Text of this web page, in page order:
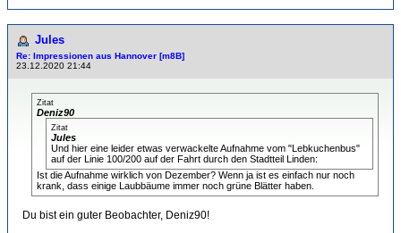
Jules
Re: Impressionen aus Hannover [m8B]
23.12.2020 21:44
Zitat
Deniz90
Zitat
Jules
Und hier eine leider etwas verwackelte Aufnahme vom "Lebkuchenbus"
auf der Linie 100/200 auf der Fahrt durch den Stadtteil Linden:
Ist die Aufnahme wirklich von Dezember? Wenn ja ist es einfach nur noch
krank, dass einige Laubbäume immer noch grüne Blätter haben.
Du bist ein guter Beobachter, Deniz90!